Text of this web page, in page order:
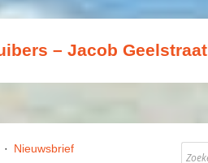
– Jacob
· Nieuwsbrief